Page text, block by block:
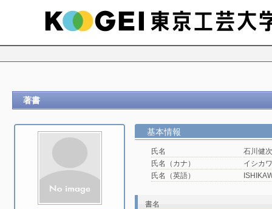
著書
基本情報
氏名
石川健次
氏名（カナ）
イシカ
氏名（英語）
書名